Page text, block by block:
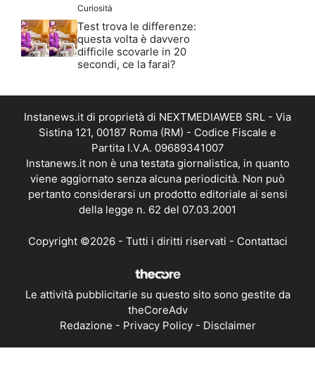
Curiosità
Test trova le differenze:
questa volta è davvero
difficile scovarle in 20
secondi, ce la farai?
Instanews.it di proprietà di NEXTMEDIAWEB SRL - Via
Sistina 121, 00187 Roma (RM) - Codice Fiscale e
Partita I.V.A. 09689341007
Instanews.it non è una testata giornalistica, in quanto
viene aggiornato senza alcuna periodicità. Non può
pertanto considerarsi un prodotto editoriale ai sensi
della legge n. 62 del 07.03.2001
Copyright ©2026 - Tutti i diritti riservati - Contattaci
Le attività pubblicitarie su questo sito sono gestite da
theCoreAdv
Redazione - Privacy Policy- Disclaimer